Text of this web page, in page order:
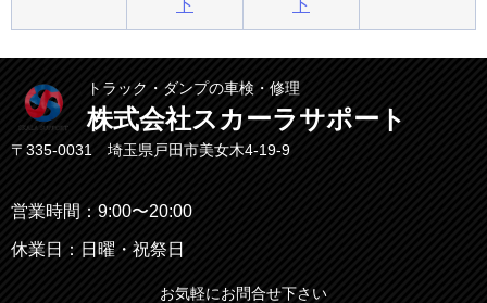
下
下
トラック・ダンプの車検・修理
株式会社スカーラサポート
〒335-0031 埼玉県戸田市美女木4-19-9
営業時間：9:00〜20:00
休業日：日曜・祝祭日
お気軽にお問合せ下さい